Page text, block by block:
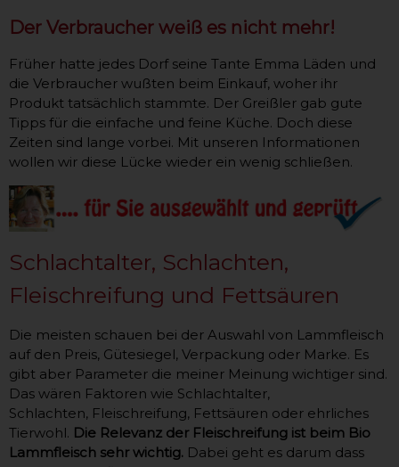
Der Verbraucher weiß es nicht mehr!
Früher hatte jedes Dorf seine Tante Emma Läden und
die Verbraucher wußten beim Einkauf, woher ihr
Produkt tatsächlich stammte. Der Greißler gab gute
Tipps für die einfache und feine Küche. Doch diese
Zeiten sind lange vorbei. Mit unseren Informationen
wollen wir diese Lücke wieder ein wenig schließen.
Schlachtalter, Schlachten,
Fleischreifung und Fettsäuren
Die meisten schauen bei der Auswahl von Lammfleisch
auf den Preis, Gütesiegel, Verpackung oder Marke. Es
gibt aber Parameter die meiner Meinung wichtiger sind.
Das wären Faktoren wie Schlachtalter,
Schlachten, Fleischreifung, Fettsäuren oder ehrliches
Tierwohl. Die Relevanz der Fleischreifung ist beim Bio
Lammfleisch sehr wichtig. Dabei geht es darum dass